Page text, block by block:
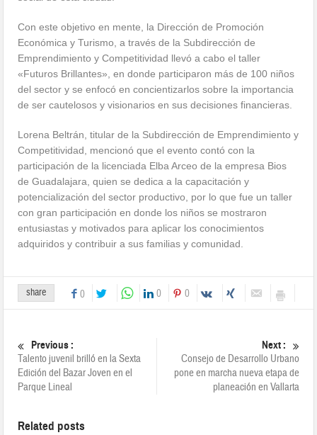
Con este objetivo en mente, la Dirección de Promoción
Económica y Turismo, a través de la Subdirección de
Emprendimiento y Competitividad llevó a cabo el taller
«Futuros Brillantes», en donde participaron más de 100 niños
del sector y se enfocó en concientizarlos sobre la importancia
de ser cautelosos y visionarios en sus decisiones financieras.
Lorena Beltrán, titular de la Subdirección de Emprendimiento y
Competitividad, mencionó que el evento contó con la
participación de la licenciada Elba Arceo de la empresa Bios
de Guadalajara, quien se dedica a la capacitación y
potencialización del sector productivo, por lo que fue un taller
con gran participación en donde los niños se mostraron
entusiastas y motivados para aplicar los conocimientos
adquiridos y contribuir a sus familias y comunidad.
share 0 0 0
Previous :
Talento juvenil brilló en la Sexta
Edición del Bazar Joven en el
Parque Lineal
Next :
Consejo de Desarrollo Urbano
pone en marcha nueva etapa de
planeación en Vallarta
Related posts